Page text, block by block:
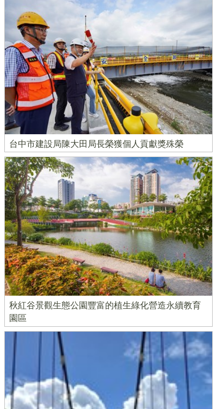
台中市建設局陳大田局長榮獲個人貢獻獎殊榮
秋紅谷景觀生態公園豐富的植生綠化營造永續教育
園區